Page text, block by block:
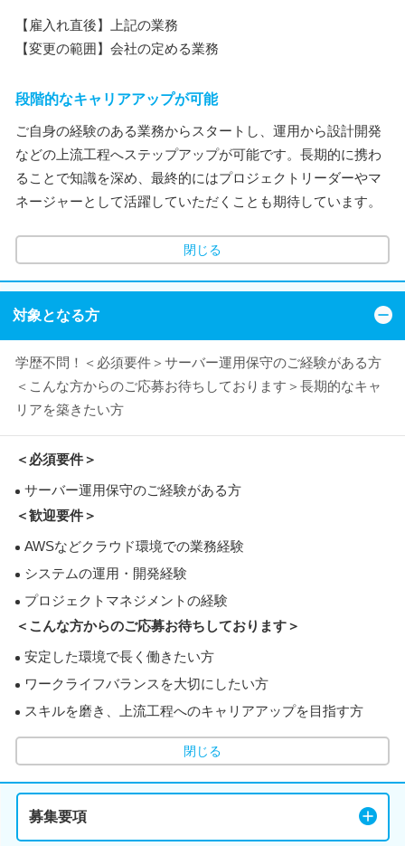
【雇入れ直後】上記の業務
【変更の範囲】会社の定める業務
段階的なキャリアアップが可能
ご自身の経験のある業務からスタートし、運用から設計開発
などの上流工程へステップアップが可能です。長期的に携わ
ることで知識を深め、最終的にはプロジェクトリーダーやマ
ネージャーとして活躍していただくことも期待しています。
閉じる
対象となる方
学歴不問！＜必須要件＞サーバー運用保守のご経験がある方
＜こんな方からのご応募お待ちしております＞長期的なキャ
リアを築きたい方
＜必須要件＞
サーバー運用保守のご経験がある方
＜歓迎要件＞
AWSなどクラウド環境での業務経験
システムの運用・開発経験
プロジェクトマネジメントの経験
＜こんな方からのご応募お待ちしております＞
安定した環境で長く働きたい方
ワークライフバランスを大切にしたい方
スキルを磨き、上流工程へのキャリアアップを目指す方
閉じる
募集要項